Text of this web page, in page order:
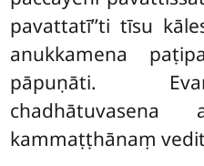
pavattatī’’ti tīsu
anukkamena
pāpuṇāti.
chadhātuvasena
kammaṭṭhānaṃ